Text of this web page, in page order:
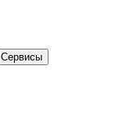
Сервисы